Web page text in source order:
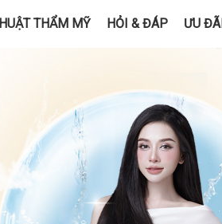
THẨM MỸ HỎI & ĐÁP ƯU